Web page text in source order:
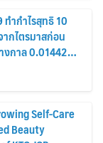
ำกำไรสุทธิ 10
กไตรมาสก่อน
งกาล 0.014423
ติบโตต่อเนื่อง
Self-Care
Beauty